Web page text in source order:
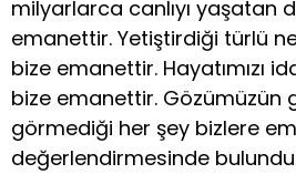
milyarlarca canlıyı yaşatan
emanettir. Yetiştirdiği türlü
bize emanettir. Hayatımızı
bize emanettir. Gözümüzün
görmediği her şey bizlere
değerlendirmesinde